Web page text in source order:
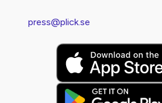
press@plick.se